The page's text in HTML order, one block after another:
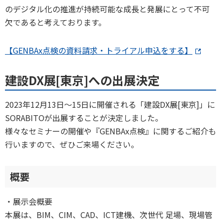
のデジタル化の推進が持続可能な成長と発展にとって不可
欠であると考えております。
【GENBAx点検の資料請求・トライアル申込をする】
建設DX展[東京]への出展決定
2023年12月13日〜15日に開催される「建設DX展[東京]」に
SORABITOが出展することが決定しました。
様々なセミナーの開催や『GENBAx点検』に関するご紹介も
行いますので、ぜひご来場ください。
概要
・展示会概要
本展は、BIM、CIM、CAD、ICT建機、次世代 足場、現場管